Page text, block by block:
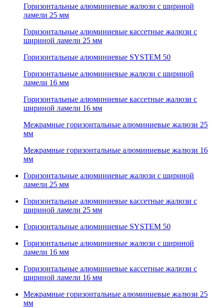
Горизонтальные алюминиевые жалюзи с шириной
ламели 25 мм
Горизонтальные алюминиевые кассетные жалюзи с
шириной ламели 25 мм
Горизонтальные алюминиевые SYSTEM 50
Горизонтальные алюминиевые жалюзи с шириной
ламели 16 мм
Горизонтальные алюминиевые кассетные жалюзи с
шириной ламели 16 мм
Межрамные горизонтальные алюминиевые жалюзи 25
мм
Межрамные горизонтальные алюминиевые жалюзи 16
мм
Горизонтальные алюминиевые жалюзи с шириной
ламели 25 мм
Горизонтальные алюминиевые кассетные жалюзи с
шириной ламели 25 мм
Горизонтальные алюминиевые SYSTEM 50
Горизонтальные алюминиевые жалюзи с шириной
ламели 16 мм
Горизонтальные алюминиевые кассетные жалюзи с
шириной ламели 16 мм
Межрамные горизонтальные алюминиевые жалюзи 25
мм